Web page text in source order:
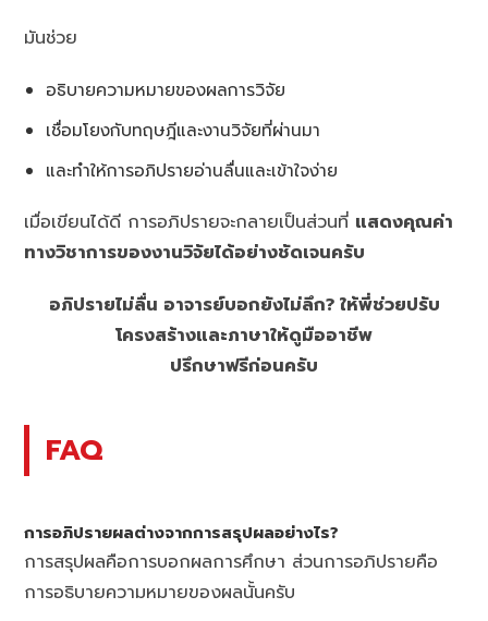
มันช่วย
อธิบายความหมายของผลการวิจัย
เชื่อมโยงกับทฤษฎีและงานวิจัยที่ผ่านมา
และทำให้การอภิปรายอ่านลื่นและเข้าใจง่าย
เมื่อเขียนได้ดี การอภิปรายจะกลายเป็นส่วนที่ แสดงคุณค่า
ทางวิชาการของงานวิจัยได้อย่างชัดเจนครับ
อภิปรายไม่ลื่น อาจารย์บอกยังไม่ลึก? ให้พี่ช่วยปรับ
โครงสร้างและภาษาให้ดูมืออาชีพ
ปรึกษาฟรีก่อนครับ
FAQ
การอภิปรายผลต่างจากการสรุปผลอย่างไร?
การสรุปผลคือการบอกผลการศึกษา ส่วนการอภิปรายคือ
การอธิบายความหมายของผลนั้นครับ